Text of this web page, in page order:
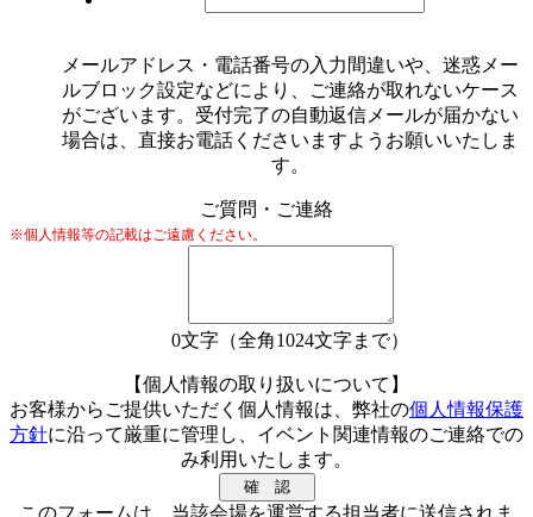
メールアドレス・電話番号の入力間違いや、迷惑メー
ルブロック設定などにより、ご連絡が取れないケース
がございます。受付完了の自動返信メールが届かない
場合は、直接お電話くださいますようお願いいたしま
す。
ご質問・ご連絡
※個人情報等の記載はご遠慮ください。
0文字（全角1024文字まで）
【個人情報の取り扱いについて】
お客様からご提供いただく個人情報は、弊社の個人情報保護
方針に沿って厳重に管理し、イベント関連情報のご連絡での
み利用いたします。
このフォームは、当該会場を運営する担当者に送信されま